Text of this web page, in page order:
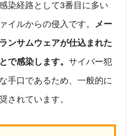
染経路として3番目に多い
イルからの侵入です。 メー
ンサムウェアが仕込まれた
で感染します。 サイバー犯
手口であるため、一般的に
されています。